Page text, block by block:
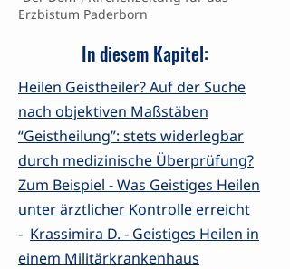
Erzbistum Paderborn
In diesem Kapitel:
Heilen Geistheiler? Auf der Suche
nach objektiven Maßstäben
“Geistheilung”: stets widerlegbar
durch medizinische Überprüfung?
Zum Beispiel - Was Geistiges Heilen
unter ärztlicher Kontrolle erreicht
- Krassimira D. - Geistiges Heilen in
einem Militärkrankenhaus